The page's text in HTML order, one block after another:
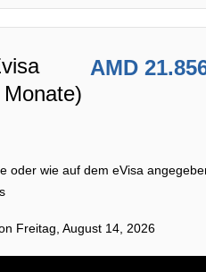
AMD
oder wie auf dem eVisa
Freitag, August 14, 2026